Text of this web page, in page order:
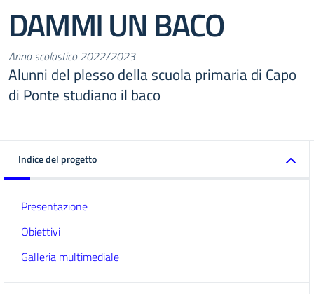
DAMMI UN BACO
Anno scolastico 2022/2023
Alunni del plesso della scuola primaria di Capo
di Ponte studiano il baco
Indice del progetto
Presentazione
Obiettivi
Galleria multimediale